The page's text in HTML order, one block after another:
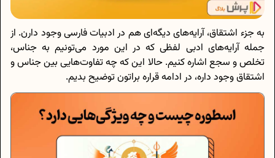
به جزء اشتقاق، آرایه‌های دیگه‌ای هم در ادبیات فارسی وجود دارن. از
جمله آرایه‌های ادبی لفظی که در این مورد می‌تونیم به جناس،
تخلص و سجع اشاره کنیم. حالا این که چه تفاوت‌هایی بین جناس و
اشتقاق وجود داره، در ادامه قراره براتون توضیح بدیم.